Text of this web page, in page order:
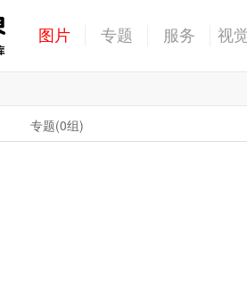
图片 专题 服务 视
专题(0组)